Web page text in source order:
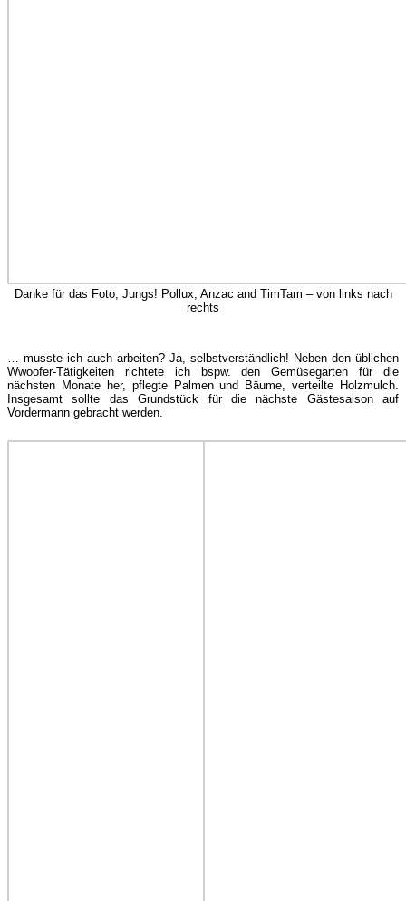
Danke für das Foto, Jungs! Pollux, Anzac and TimTam – von links nach
rechts
… musste ich auch arbeiten? Ja, selbstverständlich! Neben den üblichen
Wwoofer-Tätigkeiten richtete ich bspw. den Gemüsegarten für die
nächsten Monate her, pflegte Palmen und Bäume, verteilte Holzmulch.
Insgesamt sollte das Grundstück für die nächste Gästesaison auf
Vordermann gebracht werden.